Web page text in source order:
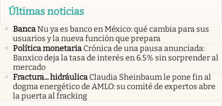
Últimas noticias
BancaNu ya es banco en México: qué cambia para sus
usuarios y la nueva función que prepara
Política monetaria Crónica de una pausa anunciada:
Banxico deja la tasa de interés en 6.5% sin sorprender al
mercado
Fractura... hidráulica Claudia Sheinbaum le pone fin al
dogma energético de AMLO: su comité de expertos abre
la puerta al fracking